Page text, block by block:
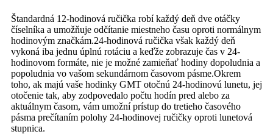
Štandardná 12-hodinová ručička robí každý deň dve otáčky
číselníka a umožňuje odčítanie miestneho času oproti normálnym
hodinovým značkám.24-hodinová ručička však každý deň
vykoná iba jednu úplnú rotáciu a keďže zobrazuje čas v 24-
hodinovom formáte, nie je možné zamieňať hodiny dopoludnia a
popoludnia vo vašom sekundárnom časovom pásme.Okrem
toho, ak majú vaše hodinky GMT otočnú 24-hodinovú lunetu, jej
otočenie tak, aby zodpovedalo počtu hodín pred alebo za
aktuálnym časom, vám umožní prístup do tretieho časového
pásma prečítaním polohy 24-hodinovej ručičky oproti lunetová
stupnica.